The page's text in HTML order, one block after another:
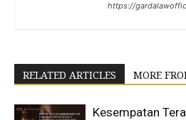
https://
RELATED ARTICLES MORE
Kesempatan